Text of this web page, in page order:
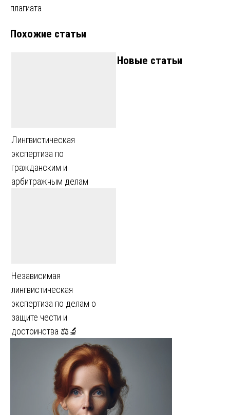
записям
плагиата
Похожие статьи
Лингвистическая
экспертиза по
гражданским и
арбитражным делам
Независимая
лингвистическая
экспертиза по делам о
защите чести и
достоинства ⚖️🔬
Новые статьи